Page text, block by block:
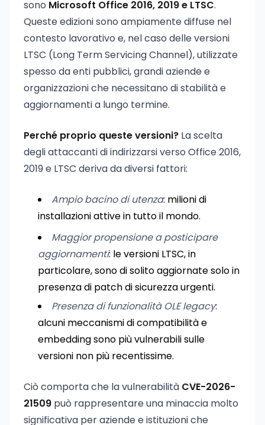
sono Microsoft Office 2016, 2019 e LTSC.
Queste edizioni sono ampiamente diffuse nel
contesto lavorativo e, nel caso delle versioni
LTSC (Long Term Servicing Channel), utilizzate
spesso da enti pubblici, grandi aziende e
organizzazioni che necessitano di stabilità e
aggiornamenti a lungo termine.
Perché proprio queste versioni? La scelta
degli attaccanti di indirizzarsi verso Office 2016,
2019 e LTSC deriva da diversi fattori:
Ampio bacino di utenza: milioni di
installazioni attive in tutto il mondo.
Maggior propensione a posticipare
aggiornamenti: le versioni LTSC, in
particolare, sono di solito aggiornate solo in
presenza di patch di sicurezza urgenti.
Presenza di funzionalità OLE legacy:
alcuni meccanismi di compatibilità e
embedding sono più vulnerabili sulle
versioni non più recentissime.
Ciò comporta che la vulnerabilità CVE-2026-
21509 può rappresentare una minaccia molto
significativa per aziende e istituzioni che